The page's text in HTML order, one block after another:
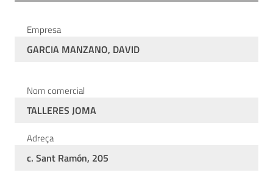
Empresa
GARCIA MANZANO, DAVID
Nom comercial
TALLERES JOMA
Adreça
c. Sant Ramón, 205